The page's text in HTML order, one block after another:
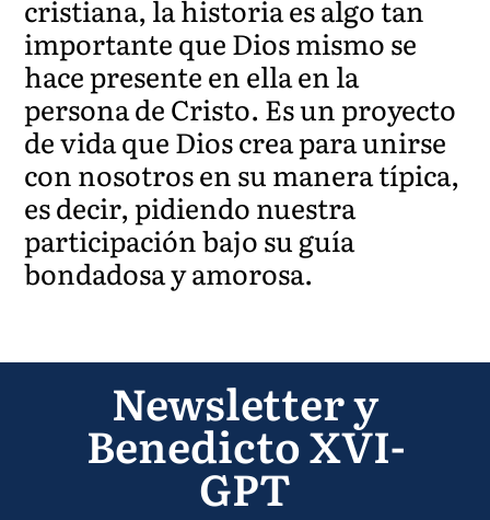
cristiana, la historia es algo tan
importante que Dios mismo se
hace presente en ella en la
persona de Cristo. Es un proyecto
de vida que Dios crea para unirse
con nosotros en su manera típica,
es decir, pidiendo nuestra
participación bajo su guía
bondadosa y amorosa.
Newsletter y
Benedicto XVI-
GPT